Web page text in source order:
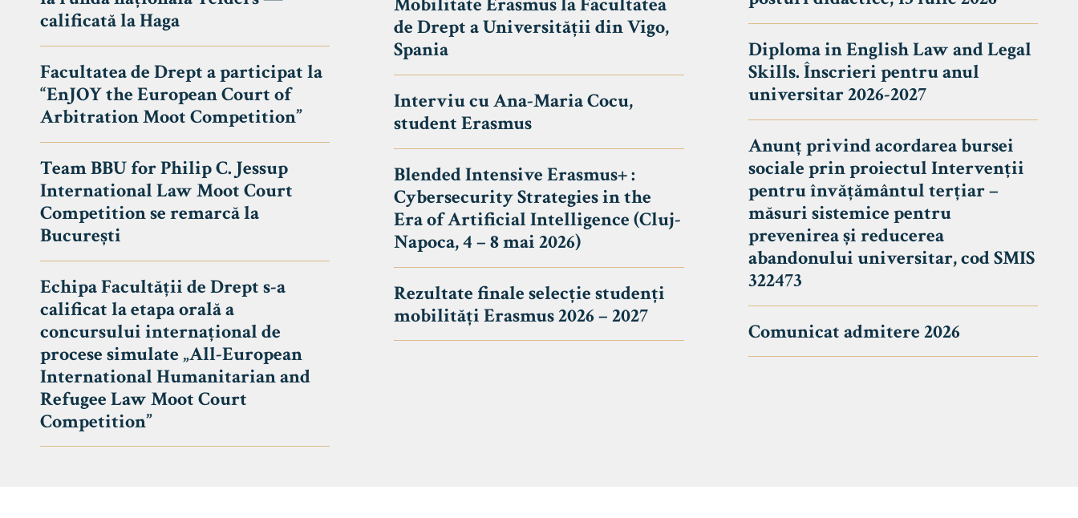
calificată la Haga
Facultatea de Drept a participat la
“EnJOY the European Court of
Arbitration Moot Competition”
Team BBU for Philip C. Jessup
International Law Moot Court
Competition se remarcă la
București
Echipa Facultății de Drept s-a
calificat la etapa orală a
concursului internațional de
procese simulate „All-European
International Humanitarian and
Refugee Law Moot Court
Competition”
de Drept a Universității din Vigo,
Spania
Interviu cu Ana-Maria Cocu,
student Erasmus
Blended Intensive Erasmus+ :
Cybersecurity Strategies in the
Era of Artificial Intelligence (Cluj-
Napoca, 4 – 8 mai 2026)
Rezultate finale selecție studenți
mobilități Erasmus 2026 – 2027
Diploma in English Law and Legal
Skills. Înscrieri pentru anul
universitar 2026-2027
Anunț privind acordarea bursei
sociale prin proiectul Intervenții
pentru învățământul terțiar –
măsuri sistemice pentru
prevenirea și reducerea
abandonului universitar, cod SMIS
322473
Comunicat admitere 2026